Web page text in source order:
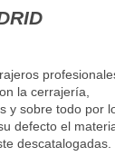
la cerrajería,
y sobre todo por
defecto el
descatalogadas.